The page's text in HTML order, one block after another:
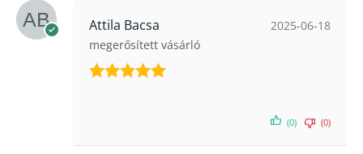
Attila Bacsa
megerősített vásárló
2025-06-18
(0) (0)